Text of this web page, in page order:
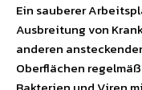
Ein sauberer
Ausbreitung von
anderen
Oberflächen